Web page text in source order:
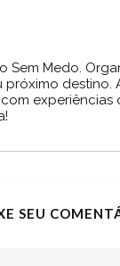
Sem Medo.
próximo
experiências
SEU